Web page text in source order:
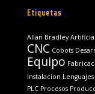
Etiquetas
Allan Bradley Artificial
CNC Cobots
Equipo
Instalacion Lenguajes
PLC Procesos